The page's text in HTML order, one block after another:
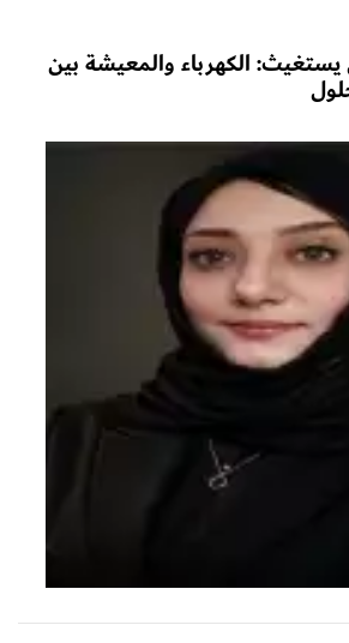
الكهرباء والمعيشة بين